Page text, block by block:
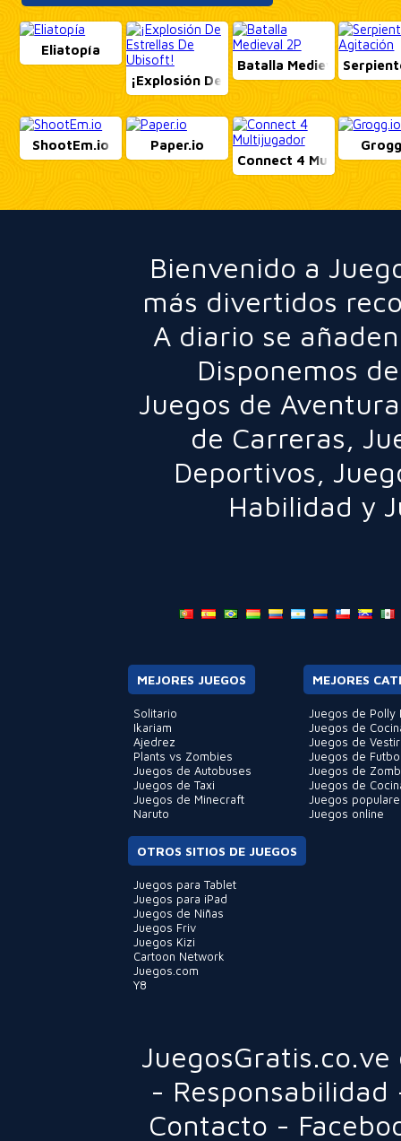
Eliatopía
¡Explosión De Estrellas De Ubisoft!
Batalla Medieval 2P
ShootEm.io
Paper.io
Connect 4 Multijugador
Bienvenido a
más divertidos
A diario se
Disponemos
Juegos de Aventura
de Carreras,
Deportivos,
Habilidad y
MEJORES JUEGOS
Solitario
Ikariam
Ajedrez
Plants vs Zombies
Juegos de Autobuses
Juegos de Taxi
Juegos de Minecraft
Naruto
MEJORES
Juegos de Polly
Juegos de
Juegos de Vestir
Juegos de
Juegos de
Juegos de
Juegos
Juegos online
OTROS SITIOS DE JUEGOS
Juegos para Tablet
Juegos para iPad
Juegos de Niñas
Juegos Friv
Juegos Kizi
Cartoon Network
Juegos.com
Y8
JuegosGratis.co.ve
- Responsabilidad
Contacto -